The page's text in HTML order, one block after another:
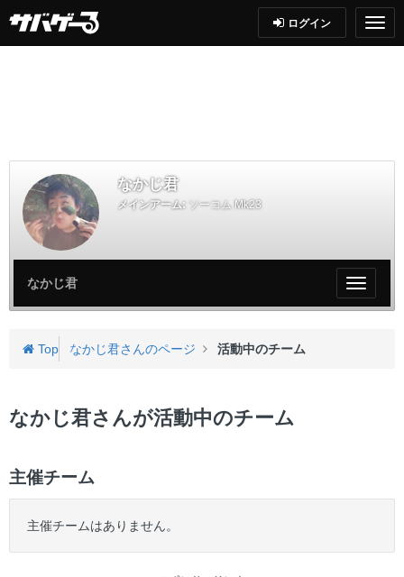
ログイン
なかじ君
メインアーム: ソーコム Mk23
My
ペ
なかじ君
Top なかじ君さんのページ 活動中のチーム
なかじ君さんが活動中のチーム
主催チーム
主催チームはありません。